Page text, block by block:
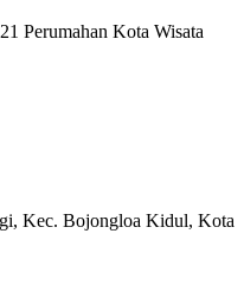
Perumahan Kota Wisata
Kec. Bojongloa Kidul, Kota